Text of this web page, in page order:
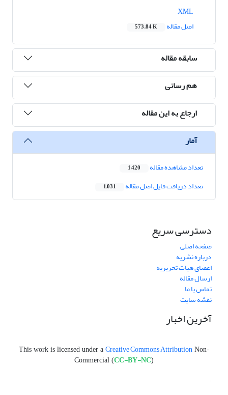
اصل مقاله
573.84 K
سابقه مقاله
هم رسانی
ارجاع به این مقاله
آمار
تعداد مشاهده مقاله 1,420
تعداد دریافت فایل اصل مقاله 1,031
دسترسی سریع
صفحه اصلی
درباره نشریه
اعضای هیات تحریریه
ارسال مقاله
تماس با ما
نقشه سایت
آخرین اخبار
This work is licensed under a Creative Commons Attribution Non-
Commercial (CC-BY-NC)
.